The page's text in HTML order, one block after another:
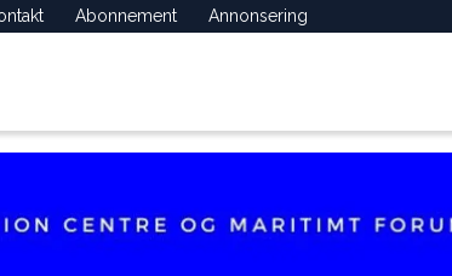
Abonnement Annonsering